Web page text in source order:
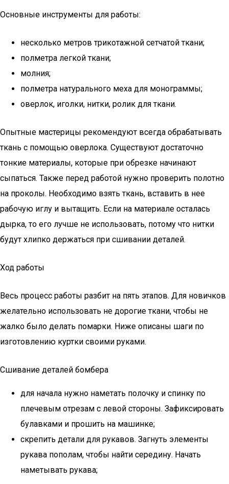
Основные инструменты для работы:
несколько метров трикотажной сетчатой ткани;
полметра легкой ткани;
молния;
полметра натурального меха для монограммы;
оверлок, иголки, нитки, ролик для ткани.
Опытные мастерицы рекомендуют всегда обрабатывать
ткань с помощью оверлока. Существуют достаточно
тонкие материалы, которые при обрезке начинают
сыпаться. Также перед работой нужно проверить полотно
на проколы. Необходимо взять ткань, вставить в нее
рабочую иглу и вытащить. Если на материале осталась
дырка, то его лучше не использовать, потому что нитки
будут хлипко держаться при сшивании деталей.
Ход работы
Весь процесс работы разбит на пять этапов. Для новичков
желательно использовать не дорогие ткани, чтобы не
жалко было делать помарки. Ниже описаны шаги по
изготовлению куртки своими руками.
Сшивание деталей бомбера
для начала нужно наметать полочку и спинку по
плечевым отрезам с левой стороны. Зафиксировать
булавками и прошить на машинке;
скрепить детали для рукавов. Загнуть элементы
рукава пополам, чтобы найти середину. Начать
наметывать рукава;